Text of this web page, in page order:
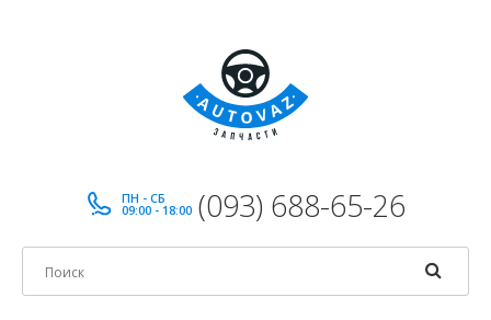
ПН - СБ
09:00 - 18:00 (093) 688-65-26